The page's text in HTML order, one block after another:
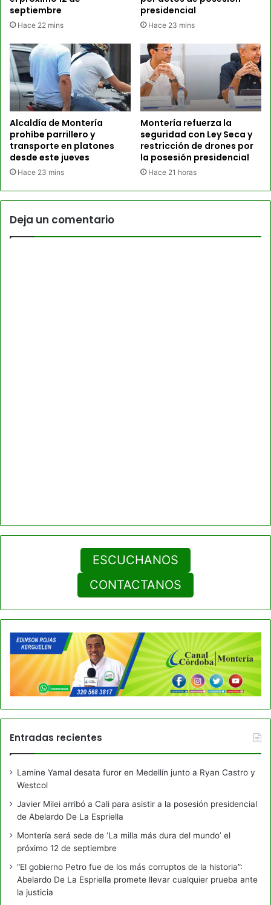
septiembre
Hace 22 mins
presidencial
Hace 23 mins
Alcaldía de Montería
prohíbe parrillero y
transporte en platones
desde este jueves
Hace 23 mins
Montería refuerza la
seguridad con Ley Seca y
restricción de drones por
la posesión presidencial
Hace 21 horas
Deja un comentario
ESCUCHANOS
CONTACTANOS
Entradas recientes
Lamine Yamal desata furor en Medellín junto a Ryan Castro y
Westcol
Javier Milei arribó a Cali para asistir a la posesión presidencial
de Abelardo De La Espriella
Montería será sede de ‘La milla más dura del mundo’ el
próximo 12 de septiembre
“El gobierno Petro fue de los más corruptos de la historia”:
Abelardo De La Espriella promete llevar cualquier prueba ante
la justicia